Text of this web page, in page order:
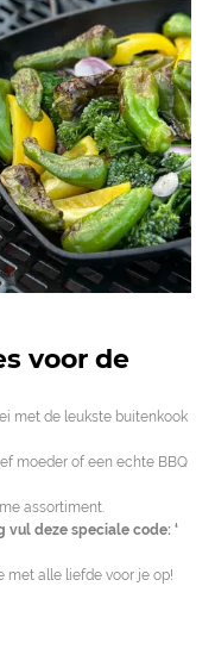
voor de
met de leukste buitenkook
moeder of een echte BBQ
assortiment.
vul deze speciale code: ‘
met alle liefde voor je op!